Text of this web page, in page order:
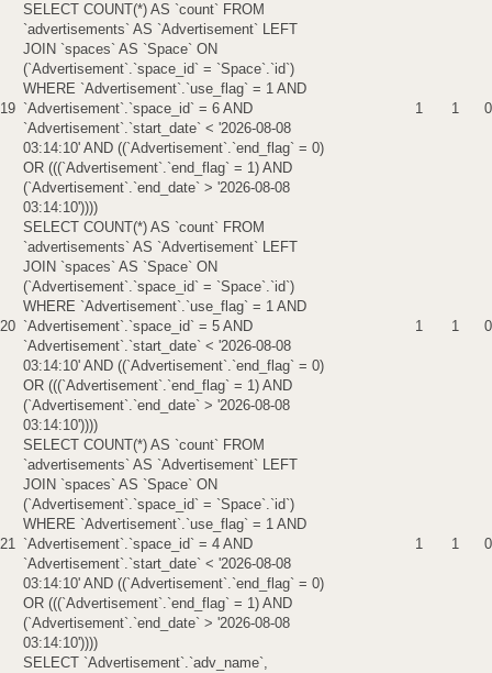
19
SELECT COUNT(*) AS `count` FROM
`advertisements` AS `Advertisement` LEFT
JOIN `spaces` AS `Space` ON
(`Advertisement`.`space_id` = `Space`.`id`)
WHERE `Advertisement`.`use_flag` = 1 AND
`Advertisement`.`space_id` = 6 AND
`Advertisement`.`start_date` < '2026-08-08
03:14:10' AND ((`Advertisement`.`end_flag` = 0)
OR (((`Advertisement`.`end_flag` = 1) AND
(`Advertisement`.`end_date` > '2026-08-08
03:14:10'))))
1 1 0
20
SELECT COUNT(*) AS `count` FROM
`advertisements` AS `Advertisement` LEFT
JOIN `spaces` AS `Space` ON
(`Advertisement`.`space_id` = `Space`.`id`)
WHERE `Advertisement`.`use_flag` = 1 AND
`Advertisement`.`space_id` = 5 AND
`Advertisement`.`start_date` < '2026-08-08
03:14:10' AND ((`Advertisement`.`end_flag` = 0)
OR (((`Advertisement`.`end_flag` = 1) AND
(`Advertisement`.`end_date` > '2026-08-08
03:14:10'))))
1 1 0
21
SELECT COUNT(*) AS `count` FROM
`advertisements` AS `Advertisement` LEFT
JOIN `spaces` AS `Space` ON
(`Advertisement`.`space_id` = `Space`.`id`)
WHERE `Advertisement`.`use_flag` = 1 AND
`Advertisement`.`space_id` = 4 AND
`Advertisement`.`start_date` < '2026-08-08
03:14:10' AND ((`Advertisement`.`end_flag` = 0)
OR (((`Advertisement`.`end_flag` = 1) AND
(`Advertisement`.`end_date` > '2026-08-08
03:14:10'))))
1 1 0
SELECT `Advertisement`.`adv_name`,